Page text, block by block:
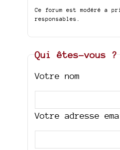
Ce forum est modéré a
responsables.
Qui êtes-vous ?
Votre nom
Votre adresse